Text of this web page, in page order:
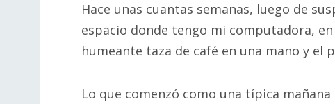
Hace unas cuantas semanas, luego de
espacio donde tengo mi computadora,
humeante taza de café en una mano y el
Lo que comenzó como una típica